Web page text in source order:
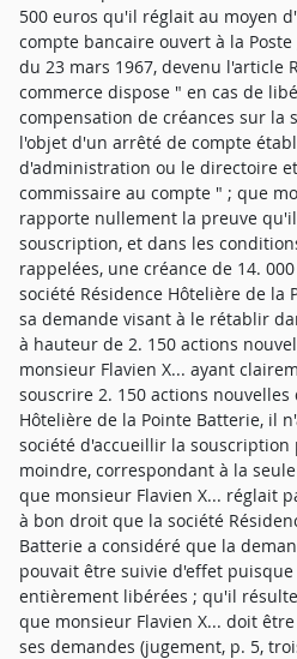
500 euros qu'il réglait au moyen
compte bancaire ouvert à la
du 23 mars 1967, devenu l'article
commerce dispose " en cas de
compensation de créances sur la
l'objet d'un arrêté de compte
d'administration ou le directoire
commissaire au compte " ; que
rapporte nullement la preuve
souscription, et dans les
rappelées, une créance de 14.
société Résidence Hôtelière de la
sa demande visant à le rétablir
à hauteur de 2. 150 actions
monsieur Flavien X... ayant
souscrire 2. 150 actions nouvelles
Hôtelière de la Pointe Batterie, il
société d'accueillir la
moindre, correspondant à la
que monsieur Flavien X... réglait
à bon droit que la société
Batterie a considéré que la
pouvait être suivie d'effet puisque
entièrement libérées ; qu'il
que monsieur Flavien X... doit
ses demandes (jugement, p. 5,